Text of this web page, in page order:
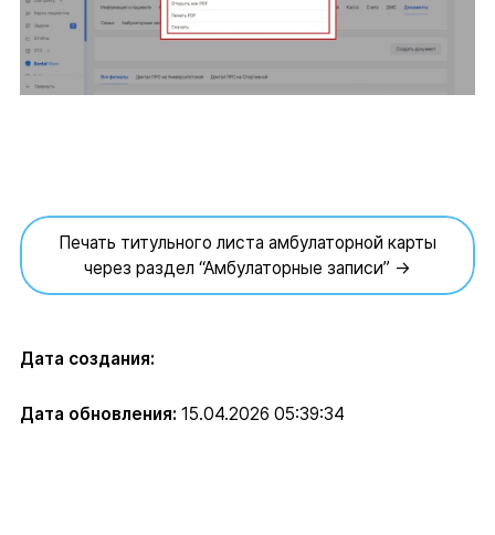
Печать титульного листа амбулаторной карты
через раздел “Амбулаторные записи” →
Дата создания:
Дата обновления: 15.04.2026 05:39:34